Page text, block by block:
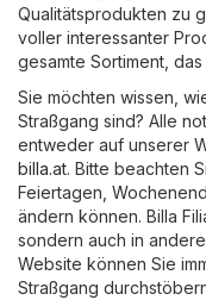
Qualitätsprodukten zu
voller interessanter
gesamte Sortiment,
Sie möchten wissen,
Straßgang sind? Alle
entweder auf unserer
billa.at. Bitte beachten
Feiertagen,
ändern können. Billa
sondern auch in
Website können Sie
Straßgang